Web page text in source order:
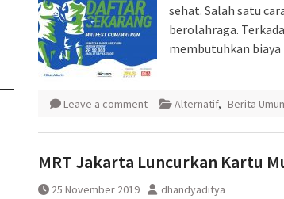
sehat. Salah satu
berolahraga.
membutuhkan biaya
Leave a comment Alternatif, Berita
MRT Jakarta Luncurkan Kartu
25 November 2019 dhandyaditya